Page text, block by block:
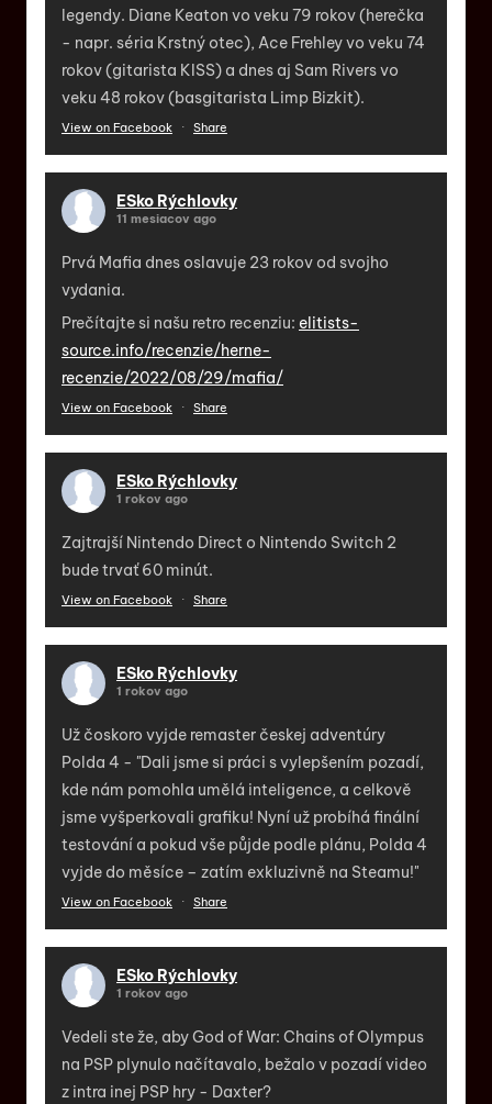
legendy. Diane Keaton vo veku 79 rokov (herečka
- napr. séria Krstný otec), Ace Frehley vo veku 74
rokov (gitarista KISS) a dnes aj Sam Rivers vo
veku 48 rokov (basgitarista Limp Bizkit).
View on Facebook · Share
ESko Rýchlovky
11 mesiacov ago
Prvá Mafia dnes oslavuje 23 rokov od svojho
vydania.
Prečítajte si našu retro recenziu: elitists-
source.info/recenzie/herne-
recenzie/2022/08/29/mafia/
View on Facebook · Share
ESko Rýchlovky
1 rokov ago
Zajtrajší Nintendo Direct o Nintendo Switch 2
bude trvať 60 minút.
View on Facebook · Share
ESko Rýchlovky
1 rokov ago
Už čoskoro vyjde remaster českej adventúry
Polda 4 - "Dali jsme si práci s vylepšením pozadí,
kde nám pomohla umělá inteligence, a celkově
jsme vyšperkovali grafiku! Nyní už probíhá finální
testování a pokud vše půjde podle plánu, Polda 4
vyjde do měsíce – zatím exkluzivně na Steamu!"
View on Facebook · Share
ESko Rýchlovky
1 rokov ago
Vedeli ste že, aby God of War: Chains of Olympus
na PSP plynulo načítavalo, bežalo v pozadí video
z intra inej PSP hry - Daxter?